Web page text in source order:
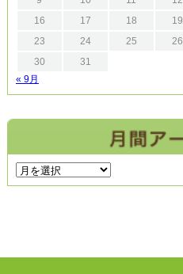
16
17 18 19
23
24 25 26
30
31
« 9月